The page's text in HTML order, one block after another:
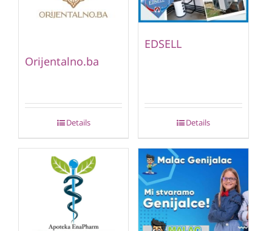
Orijentalno.ba
Details
EDSELL
Details